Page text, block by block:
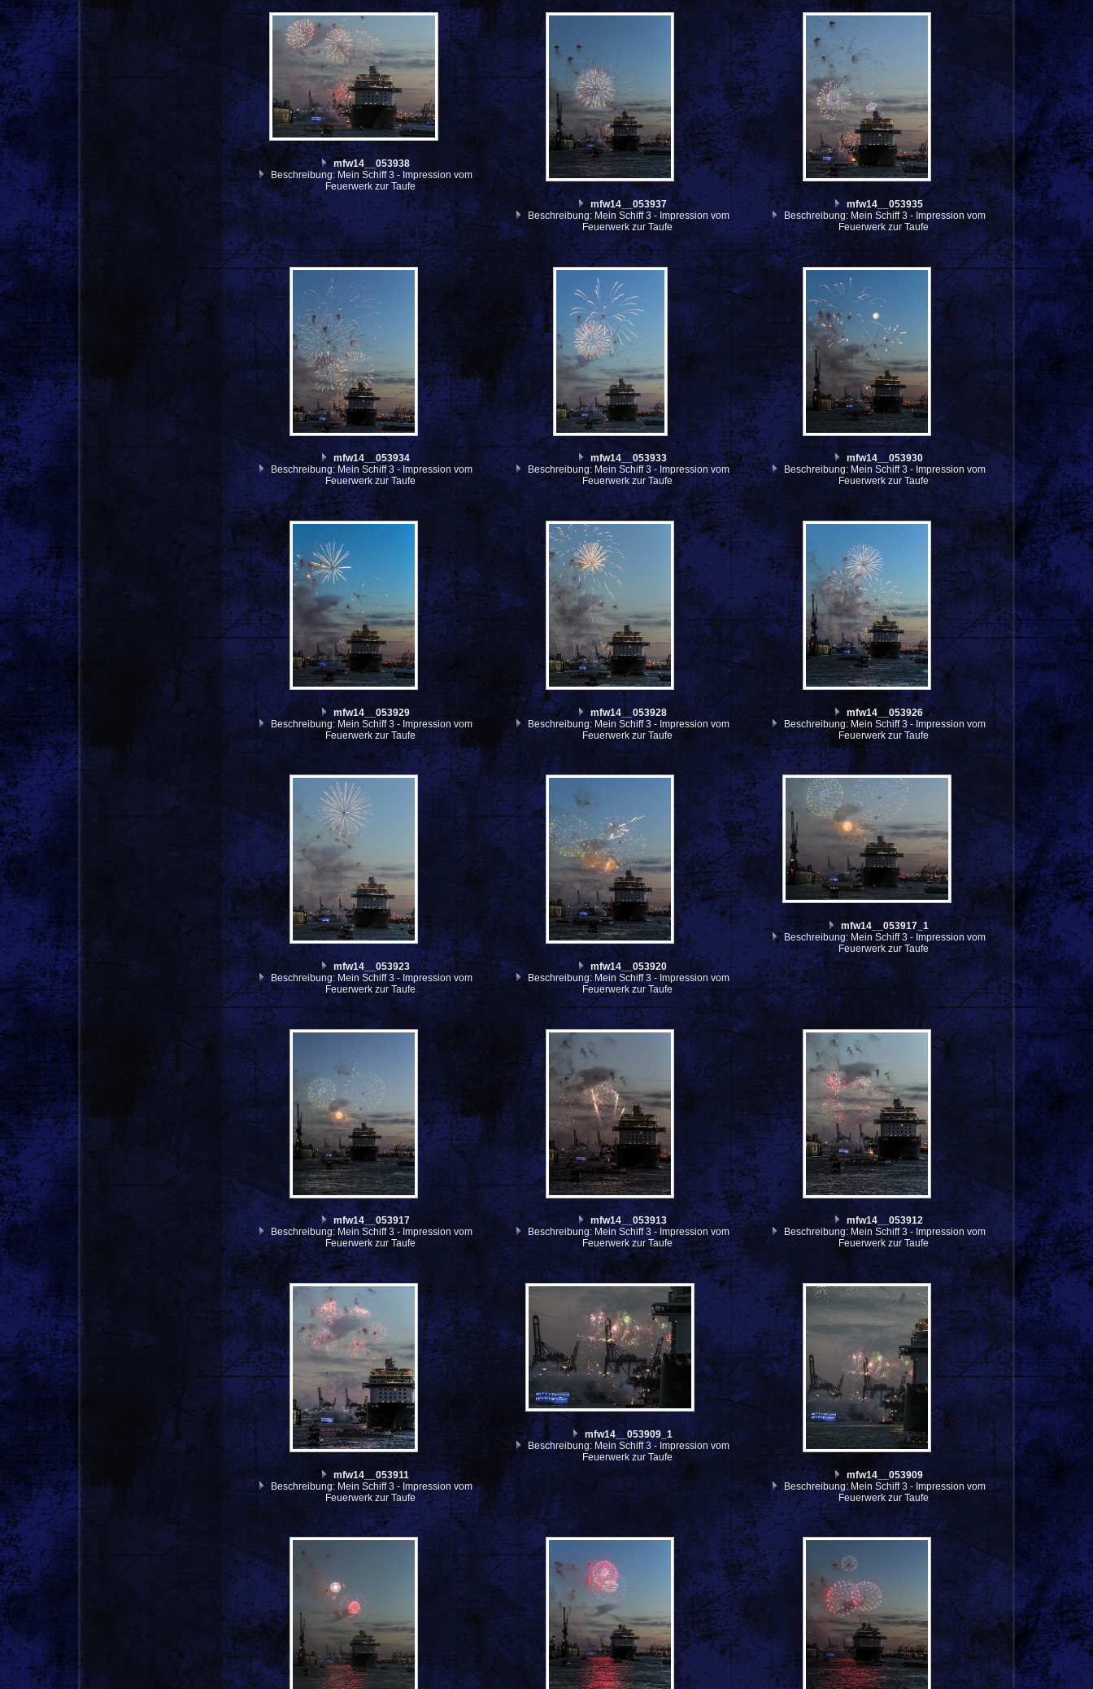
mfw14__053938
Beschreibung: Mein Schiff 3 - Impression vom
Feuerwerk zur Taufe
mfw14__053937
Beschreibung: Mein Schiff 3 - Impression vom
Feuerwerk zur Taufe
mfw14__053935
Beschreibung: Mein Schiff 3 - Impression vom
Feuerwerk zur Taufe
mfw14__053934
Beschreibung: Mein Schiff 3 - Impression vom
Feuerwerk zur Taufe
mfw14__053933
Beschreibung: Mein Schiff 3 - Impression vom
Feuerwerk zur Taufe
mfw14__053930
Beschreibung: Mein Schiff 3 - Impression vom
Feuerwerk zur Taufe
mfw14__053929
Beschreibung: Mein Schiff 3 - Impression vom
Feuerwerk zur Taufe
mfw14__053928
Beschreibung: Mein Schiff 3 - Impression vom
Feuerwerk zur Taufe
mfw14__053926
Beschreibung: Mein Schiff 3 - Impression vom
Feuerwerk zur Taufe
mfw14__053923
Beschreibung: Mein Schiff 3 - Impression vom
Feuerwerk zur Taufe
mfw14__053920
Beschreibung: Mein Schiff 3 - Impression vom
Feuerwerk zur Taufe
mfw14__053917_1
Beschreibung: Mein Schiff 3 - Impression vom
Feuerwerk zur Taufe
mfw14__053917
Beschreibung: Mein Schiff 3 - Impression vom
Feuerwerk zur Taufe
mfw14__053913
Beschreibung: Mein Schiff 3 - Impression vom
Feuerwerk zur Taufe
mfw14__053912
Beschreibung: Mein Schiff 3 - Impression vom
Feuerwerk zur Taufe
mfw14__053911
Beschreibung: Mein Schiff 3 - Impression vom
Feuerwerk zur Taufe
mfw14__053909_1
Beschreibung: Mein Schiff 3 - Impression vom
Feuerwerk zur Taufe
mfw14__053909
Beschreibung: Mein Schiff 3 - Impression vom
Feuerwerk zur Taufe